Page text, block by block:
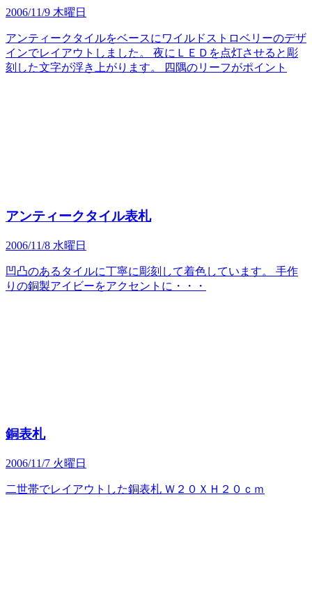
2006/11/9 木曜日
アンティークタイルをベースにワイルドストロベリーのデザ
インでレイアウトしました。 夜にＬＥＤを点灯させると彫
刻した文字が浮き上がります。 四隅のリーフがポイント
アンティークタイル表札
2006/11/8 水曜日
凹凸のあるタイルに丁寧に彫刻して着色しています。 手作
りの銅製アイビーをアクセントに・・・
銅表札
2006/11/7 火曜日
二世帯でレイアウトした銅表札 Ｗ２０ＸＨ２０ｃｍ